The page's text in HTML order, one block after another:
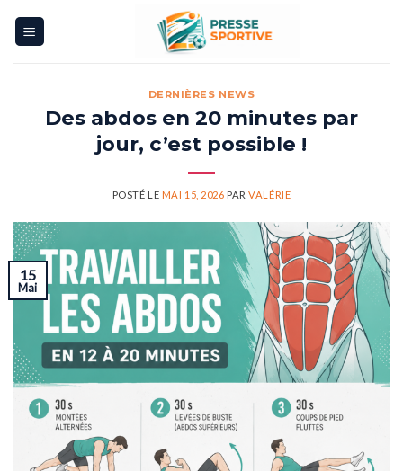
DERNIÈRES NEWS
Des abdos en 20 minutes par
jour, c’est possible !
POSTÉ LE MAI 15, 2026 PARVALÉRIE
15
Mai